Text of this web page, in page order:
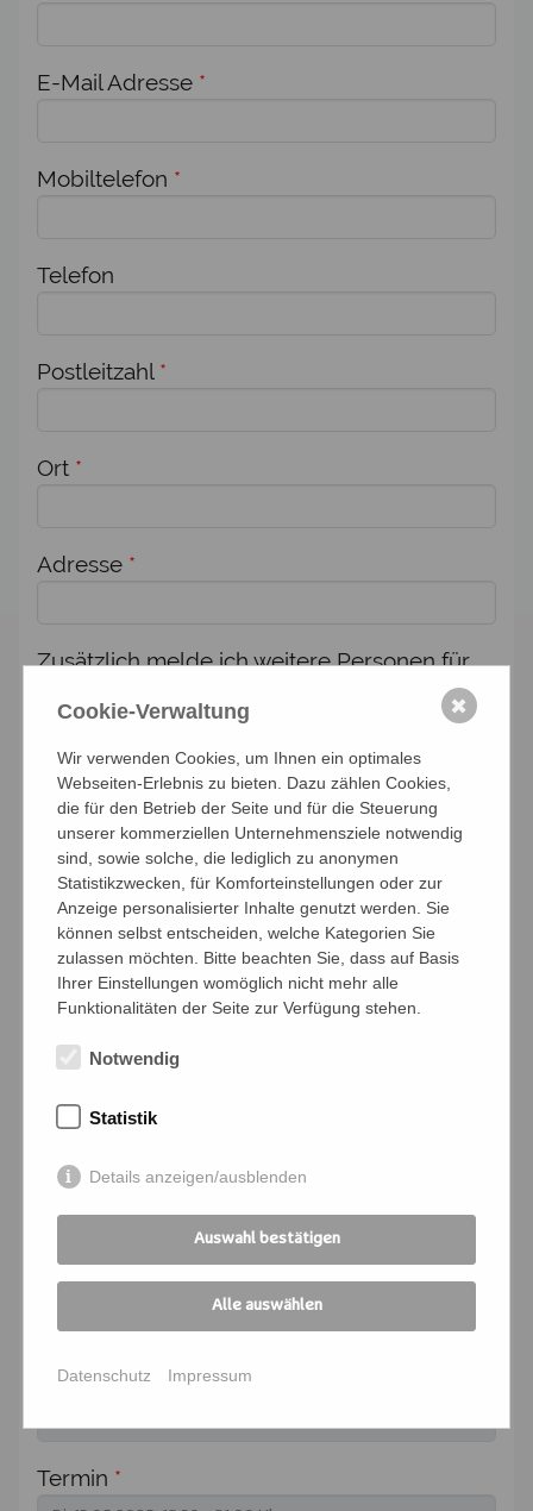
E-Mail Adresse *
Mobiltelefon *
Telefon
Postleitzahl *
Ort *
Adresse *
Zusätzlich melde ich weitere Personen für
Namen der Personen (Vor- und Nachname)
Bedingungen
Ich verpflichte mich, die Zahlung und
Personen zu übernehmen
Ich melde mich für folgende
Kursnummer*
Seminartitel*
Kursort*
Termin *
Cookie-Verwaltung
Wir verwenden Cookies, um Ihnen ein optimales
Webseiten-Erlebnis zu bieten. Dazu zählen Cookies,
die für den Betrieb der Seite und für die Steuerung
unserer kommerziellen Unternehmensziele notwendig
sind, sowie solche, die lediglich zu anonymen
Statistikzwecken, für Komforteinstellungen oder zur
Anzeige personalisierter Inhalte genutzt werden. Sie
können selbst entscheiden, welche Kategorien Sie
zulassen möchten. Bitte beachten Sie, dass auf Basis
Ihrer Einstellungen womöglich nicht mehr alle
Funktionalitäten der Seite zur Verfügung stehen.
Notwendig
Statistik
Details anzeigen/ausblenden
Auswahl bestätigen
Alle auswählen
Datenschutz Impressum
✖